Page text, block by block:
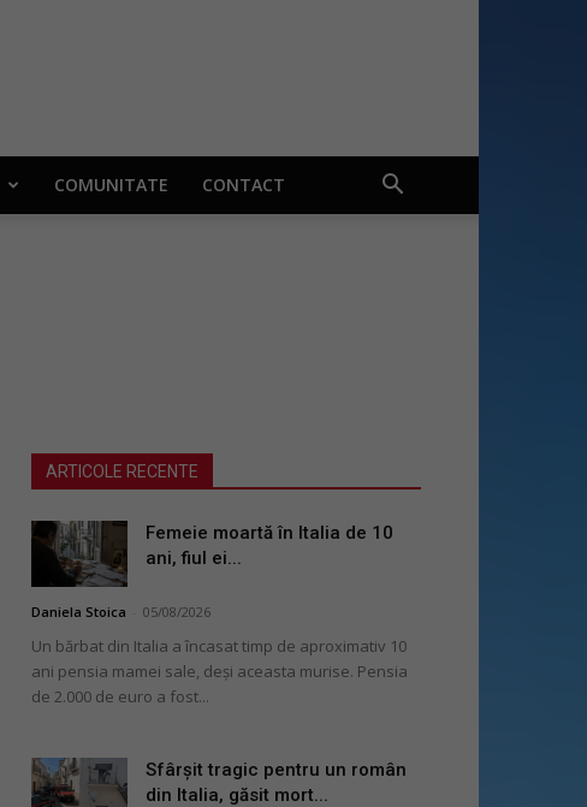
COMUNITATE CONTACT
ARTICOLE RECENTE
Femeie moartă în Italia de 10
ani, fiul ei...
Daniela Stoica 05/08/2026
Un bărbat din Italia a încasat timp de aproximativ 10
ani pensia mamei sale, deși aceasta murise. Pensia
de 2.000 de euro a fost...
Sfârșit tragic pentru un român
din Italia, găsit mort...